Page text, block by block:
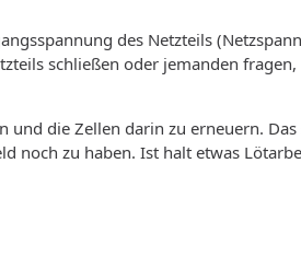
des Netzteils
schließen oder jemanden
und die Zellen darin zu erneuern.
noch zu haben. Ist halt etwas